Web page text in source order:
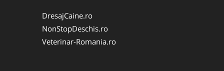
DresajCaine.ro
NonStopDeschis.ro
Veterinar-Romania.ro